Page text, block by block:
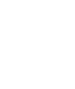
VHB vom
für
möglich